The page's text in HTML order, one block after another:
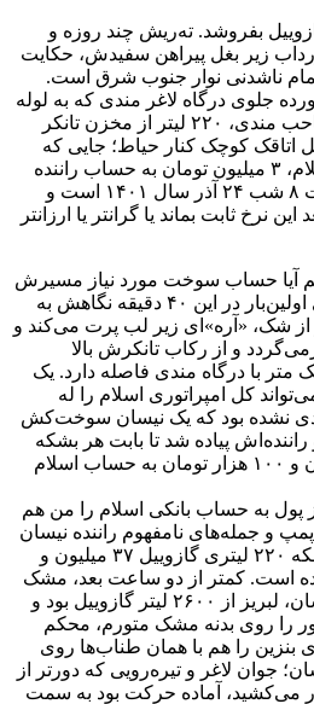
آمده ۲۲۰ لیتر گازوییل بفروشد. ته‌ریش چند روزه و
زیر بغل پیراهن سفیدش، حکایت
ناشدنی نوار جنوب شرق است.
جلوی درگاه لاغر مندی که به لوله
مکش وصل شود. اسلام؛ صاحب مندی، ۲۲۰ لیتر از مخزن تانکر
اتاقک کوچک کنار حیاط؛ جایی که
مثلا، دفتر مدیریت است. اسلام، ۳ میلیون تومان به حساب راننده
واریز می‌کند. این، نرخ ساعت ۸ شب ۲۴ آذر سال ۱۴۰۱ است و
۲۴ ساعت بعد این نرخ ثابت بماند یا گرانتر یا ارزانتر
آیا حساب سوخت مورد نیاز مسیرش
را دارد یا نه، مرد خسته برای اولین‌بار در این ۴۰ دقیقه نگاهش به
شک، «آره»‌ای زیر لب پرت می‌کند و
و از رکاب تانکرش بالا
با درگاه مندی فاصله دارد. یک
کل امپراتوری اسلام را له
نشده بود که یک نیسان سوخت‌کش
پیاده شد تا بابت هر بشکه
۲۲۰ لیتری گازوییل، ۳ میلیون و ۱۰۰ هزار تومان به حساب اسلام
پول به حساب بانکی اسلام را من هم
و جمله‌های نامفهوم راننده نیسان
که فقط فهمیدم برای ۱۲ بشکه ۲۲۰ لیتری گازوییل ۳۷ میلیون و
کرده است. کمتر از دو ساعت بعد، مشک
جا‌سازی شده در اتاق بار نیسان، لبریز از ۲۶۰۰ لیتر گازوییل بود و
را روی بدنه مشک متورم، محکم
و سه دبه ۷۰ لیتری بنزین را هم با همان طناب‌ها روی
جوان لاغر و تیره‌رویی که دورتر از
می‌کشید، آماده حرکت بود به سمت